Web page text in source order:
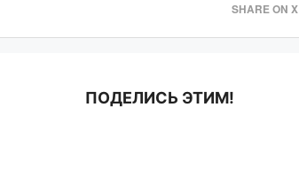
SHARE ON X
ПОДЕЛИСЬ ЭТИМ!